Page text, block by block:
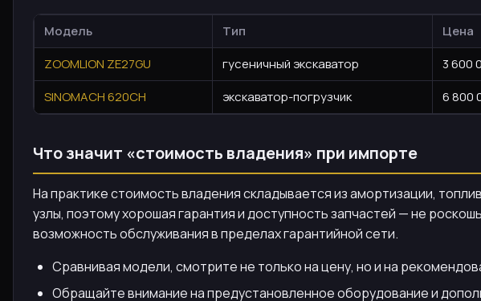
Модель Тип Цена
ZOOMLION ZE27GU
гусеничный экскаватор 3 600
SINOMACH 620CH
экскаватор-погрузчик 6 800
Что значит «стоимость владения» при импорте
На практике стоимость владения складывается из амортизации,
узлы, поэтому хорошая гарантия и доступность запчастей — не
возможность обслуживания в пределах гарантийной сети.
Сравнивая модели, смотрите не только на цену, но и на
Обращайте внимание на предустановленное оборудование и